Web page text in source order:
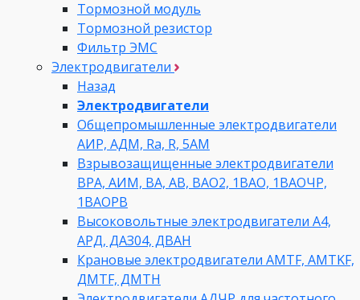
Тормозной модуль
Тормозной резистор
Фильтр ЭМС
Электродвигатели
Назад
Электродвигатели
Общепромышленные электродвигатели
АИР, АДМ, Ra, R, 5AM
Взрывозащищенные электродвигатели
ВРА, АИМ, ВА, АВ, ВАO2, 1ВАО, 1ВАОЧР,
1ВАОРВ
Высоковольтные электродвигатели A4,
АРД, ДАЗ04, ДВАН
Крановые электродвигатели AMTF, AMTKF,
ДMTF, ДМТН